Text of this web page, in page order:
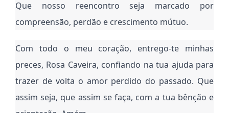
Que nosso reencontro seja marcado por
compreensão, perdão e crescimento mútuo.
Com todo o meu coração, entrego-te minhas
preces, Rosa Caveira, confiando na tua ajuda para
trazer de volta o amor perdido do passado. Que
assim seja, que assim se faça, com a tua bênção e